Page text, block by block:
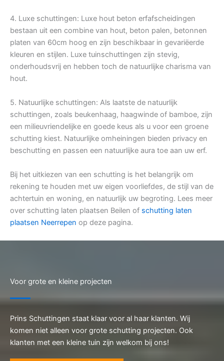
4. Luxe schuttingen: Luxe hout beton erfafscheidingen
bestaan uit een combine van hout, beton palen, betonnen
platen van 60cm hoog en zijn beschikbaar in gevariëerde
kleuren en stijlen. Luxe tuinschuttingen zijn stevig,
onderhoudsvrij en hebben toch de natuurlijke charisma van
hout.
5. Natuurlijke schuttingen: Als laatste de natuurlijk
schuttingen, zoals beukenhaag, haagwinde of bamboe, zijn
een milieuvriendelijke en goede keus als u voor een groene
schutting kiest. Natuurlijke omheiningen bieden privacy en
beschutting en passen een natuurlijke aura toe aan uw erf.
Bij het uitkiezen van een schutting is het belangrijk om
rekening te houden met uw eigen voorliefdes, de stijl van de
achtertuin en woning, en natuurlijk uw begroting. Lees meer
over schutting laten plaatsen Beilen of schutting laten
plaatsen Neerrepen op deze pagina.
Voor grote en kleine projecten
Prins Schuttingen staat klaar voor al haar klanten. Wij
komen niet alleen voor grote schutting projecten. Ook
klanten met een kleine tuin zijn welkom bij ons!